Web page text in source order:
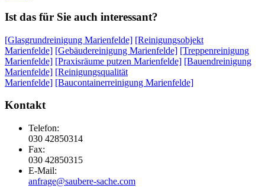
Ist das für Sie auch interessant?
[Glasgrundreinigung Marienfelde] [Reinigungsobjekt
Marienfelde] [Gebäudereinigung Marienfelde] [Treppenreinigung
Marienfelde] [Praxisräume putzen Marienfelde] [Bauendreinigung
Marienfelde] [Reinigungsqualität
Marienfelde] [Baucontainerreinigung Marienfelde]
Kontakt
Telefon:
030 42850314
Fax:
030 42850315
E-Mail:
anfrage@saubere-sache.com